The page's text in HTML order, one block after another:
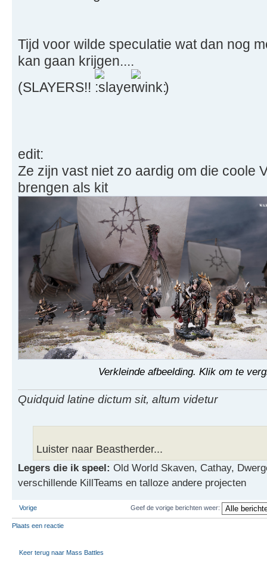
Tijd voor wilde speculatie wat dan nog
kan gaan krijgen....
(SLAYERS!!
)
edit:
Ze zijn vast niet zo aardig om die coole
brengen als kit
Verkleinde afbeelding. Klik om te
Quidquid latine dictum sit, altum videtur
Luister naar Beastherder...
Legers die ik speel: Old World Skaven, Cathay,
verschillende KillTeams en talloze andere projecten
Vorige Geef de vorige berichten weer:
Plaats een reactie
Keer terug naar Mass Battles